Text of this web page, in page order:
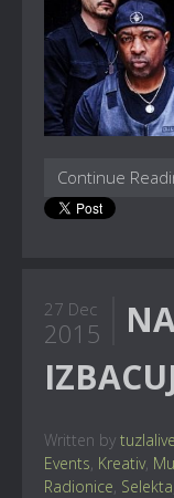
Continue
27 Dec
2015
Written by
Events, Kreativ,
Radionice, Selekta